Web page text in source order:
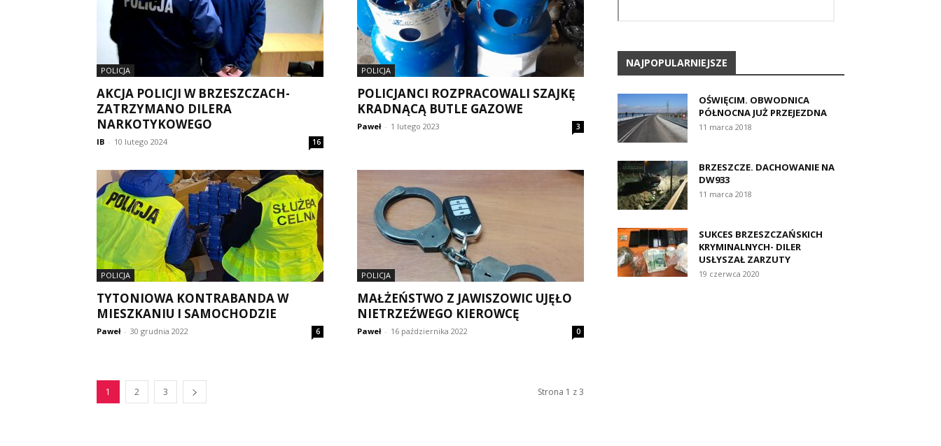
POLICJA
AKCJA POLICJI W BRZESZCZACH-
ZATRZYMANO DILERA
NARKOTYKOWEGO
IB - 10 lutego 2024 16
POLICJA
POLICJANCI ROZPRACOWALI SZAJKĘ
KRADNĄCĄ BUTLE GAZOWE
Paweł - 1 lutego 2023 3
POLICJA
TYTONIOWA KONTRABANDA W
MIESZKANIU I SAMOCHODZIE
Paweł - 30 grudnia 2022 6
POLICJA
MAŁŻEŃSTWO Z JAWISZOWIC UJĘŁO
NIETRZEŹWEGO KIEROWCĘ
Paweł - 16 października 2022 0
1 2 3 Strona 1 z 3
NAJPOPULARNIEJSZE
OŚWIĘCIM. OBWODNICA
PÓŁNOCNA JUŻ PRZEJEZDNA
11 marca 2018
BRZESZCZE. DACHOWANIE NA
DW933
11 marca 2018
SUKCES BRZESZCZAŃSKICH
KRYMINALNYCH- DILER
USŁYSZAŁ ZARZUTY
19 czerwca 2020